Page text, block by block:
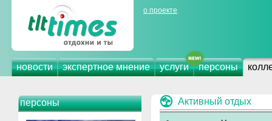
о проекте
новости экспертное мнение услуги персоны
персоны Активный отдых